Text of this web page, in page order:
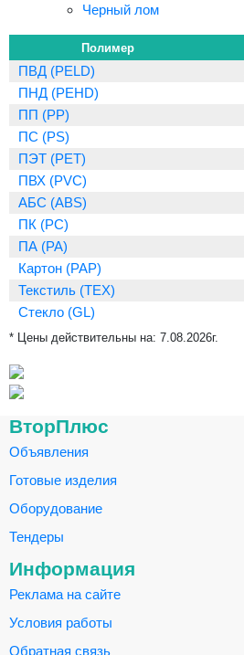
Черный лом
Полимер
ПВД (PELD)
ПНД (PEHD)
ПП (PP)
ПС (PS)
ПЭТ (PET)
ПВХ (PVC)
АБС (ABS)
ПК (PC)
ПА (PA)
Картон (PAP)
Текстиль (TEX)
Стекло (GL)
* Цены действительны на: 7.08.2026г.
ВторПлюс
Объявления
Готовые изделия
Оборудование
Тендеры
Информация
Реклама на сайте
Условия работы
Обратная связь